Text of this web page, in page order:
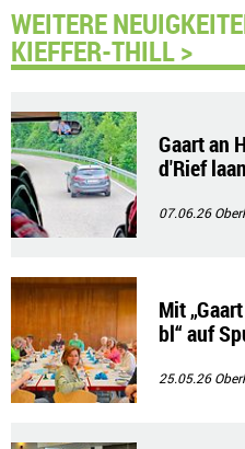
WEITERE
KIEFFER-THILL >
Gaart an
d'Rief
07.06.26
Mit
bl“ auf
25.05.26